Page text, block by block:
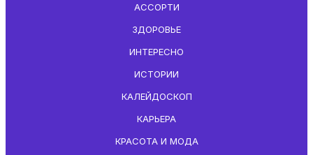
АССОРТИ
ЗДОРОВЬЕ
ИНТЕРЕСНО
ИСТОРИИ
КАЛЕЙДОСКОП
КАРЬЕРА
КРАСОТА И МОДА